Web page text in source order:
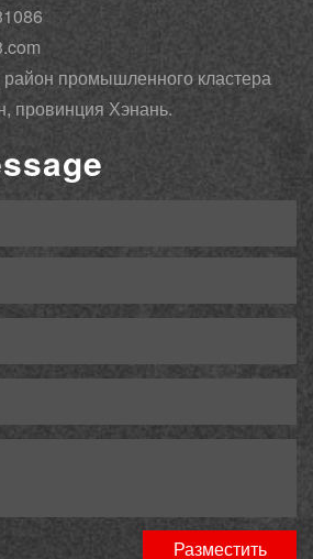
промышленного кластера
провинция Хэнань.